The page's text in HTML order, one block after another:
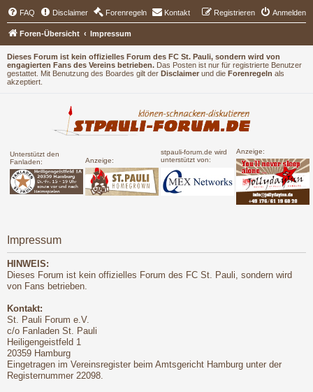
Dieses Forum ist kein offizielles Forum des FC St. Pauli, sondern wird von
engagierten Fans des Vereins betrieben. Das Posten ist nur für registrierte Benutzer
gestattet. Mit Benutzung des Boardes gilt der Disclaimer und die Forenregeln als
akzeptiert.
Unterstützt den
Fanladen:
Anzeige:
stpauli-forum.de wird
unterstützt von:
Anzeige:
FAQ Disclaimer Forenregeln Kontakt Anmelden
Registrieren
Foren-Übersicht Impressum
Impressum
HINWEIS:
Dieses Forum ist kein offizielles Forum des FC St. Pauli, sondern wird
von Fans betrieben.
Kontakt:
St. Pauli Forum e.V.
c/o Fanladen St. Pauli
Heiligengeistfeld 1
20359 Hamburg
Eingetragen im Vereinsregister beim Amtsgericht Hamburg unter der
Registernummer 22098.